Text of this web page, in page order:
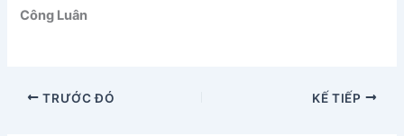
Công Luân
TRƯỚC ĐÓ KẾ TIẾP